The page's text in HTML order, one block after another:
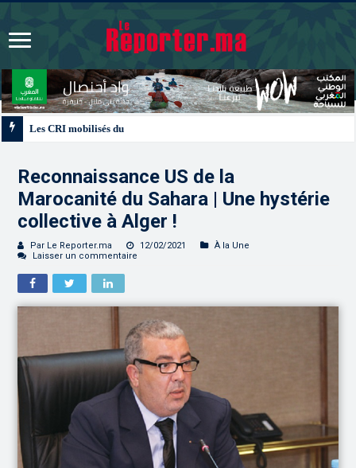
Reconnaissance US de la
Marocanité du Sahara | Une hystérie
collective à Alger !
Par Le Reporter.ma 12/02/2021
À la Une
Laisser un commentaire